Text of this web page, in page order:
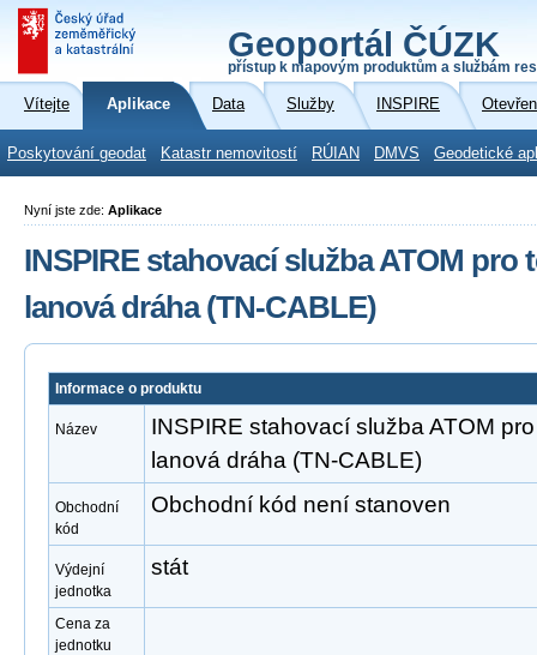
Geoportál ČÚZK
přístup k mapovým produktům a službám
Vítejte Aplikace Data Služby INSPIRE
Poskytování geodat Katastr nemovitostí RÚIAN DMVS Geodetické
Nyní jste zde: Aplikace
INSPIRE stahovací služba ATOM pro
lanová dráha (TN-CABLE)
Informace o produktu
Název
INSPIRE stahovací služba ATOM
lanová dráha (TN-CABLE)
Obchodní
kód
Obchodní kód není stanoven
Výdejní
jednotka
stát
Cena za
jednotku